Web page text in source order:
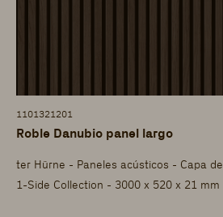
1101321201
Roble Danubio panel largo
ter Hürne - Paneles acústicos - Capa
1-Side Collection - 3000 x 520 x 21 mm